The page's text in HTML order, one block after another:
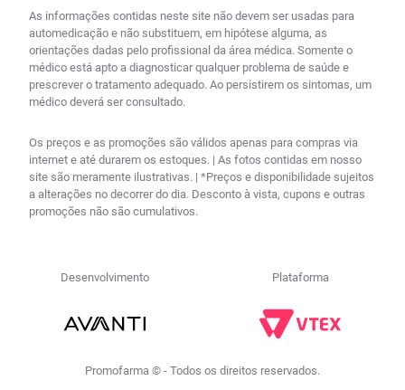
As informações contidas neste site não devem ser usadas para
automedicação e não substituem, em hipótese alguma, as
orientações dadas pelo profissional da área médica. Somente o
médico está apto a diagnosticar qualquer problema de saúde e
prescrever o tratamento adequado. Ao persistirem os sintomas, um
médico deverá ser consultado.
Os preços e as promoções são válidos apenas para compras via
internet e até durarem os estoques. | As fotos contidas em nosso
site são meramente ilustrativas. | *Preços e disponibilidade sujeitos
a alterações no decorrer do dia. Desconto à vista, cupons e outras
promoções não são cumulativos.
Desenvolvimento Plataforma
Promofarma © - Todos os direitos reservados.